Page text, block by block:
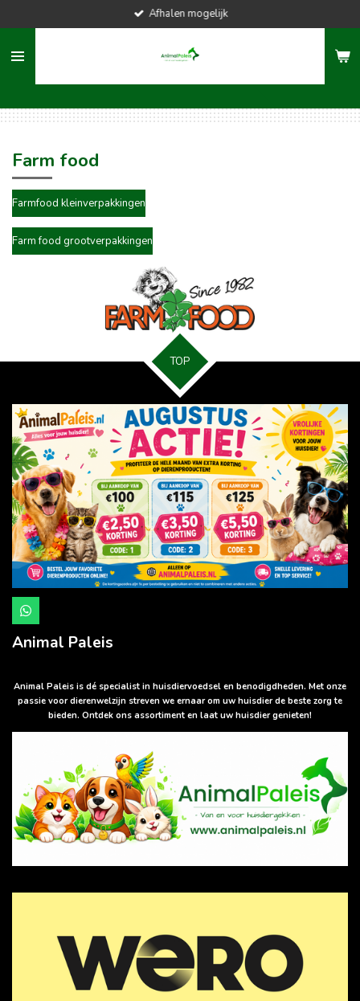
naar
hoofdinhoud
Afhalen mogelijk
Farm food
Farmfood kleinverpakkingen
Farm food grootverpakkingen
TOP
W
h
a
t
p
p
Animal Paleis
Animal Paleis is dé specialist in huisdiervoedsel en benodigdheden. Met onze
passie voor dierenwelzijn streven we ernaar om uw huisdier de beste zorg te
bieden. Ontdek ons assortiment en laat uw huisdier genieten!